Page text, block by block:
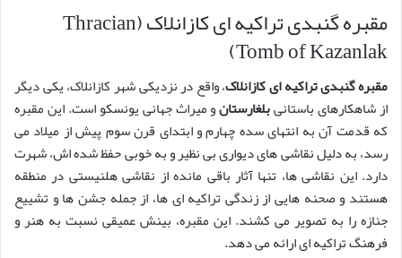
مقبره گنبدی تراکیه ای کازانلاک (Thracian
Tomb of Kazanlak)
مقبره گنبدی تراکیه ای کازانلاک، واقع در نزدیکی شهر کازانلاک، یکی دیگر
از شاهکارهای باستانیبلغارستانو میراث جهانی یونسکو است. این مقبره
که قدمت آن به انتهای سده چهارم و ابتدای قرن سوم پیش از میلاد می
رسد، به دلیل نقاشی های دیواری بی نظیر و به خوبی حفظ شده اش، شهرت
دارد. این نقاشی ها، تنها آثار باقی مانده از نقاشی هلنیستی در منطقه
هستند و صحنه هایی از زندگی تراکیه ای ها، از جمله جشن ها و تشییع
جنازه را به تصویر می کشند. این مقبره، بینش عمیقی نسبت به هنر و
فرهنگ تراکیه ای ارائه می دهد.